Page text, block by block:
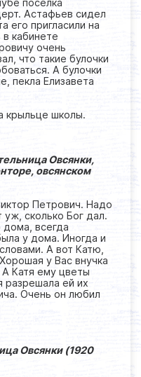
поселка
Астафьев сидел
его пригласили на
кабинете
очень
что такие булочки
А булочки
пекла Елизавета
крыльце школы.
Овсянки,
овсянском
Петрович. Надо
сколько Бог дал.
всегда
у дома. Иногда и
А вот Катю,
у Вас внучка
А Катя ему цветы
разрешала ей их
Очень он любил
Овсянки (1920